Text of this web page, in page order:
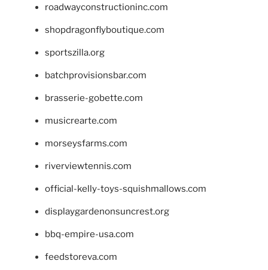
roadwayconstructioninc.com
shopdragonflyboutique.com
sportszilla.org
batchprovisionsbar.com
brasserie-gobette.com
musicrearte.com
morseysfarms.com
riverviewtennis.com
official-kelly-toys-squishmallows.com
displaygardenonsuncrest.org
bbq-empire-usa.com
feedstoreva.com